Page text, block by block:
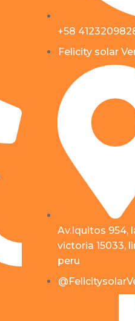
+58
Felicity solar
Av.Iquitos 954,
victoria 15033,
peru